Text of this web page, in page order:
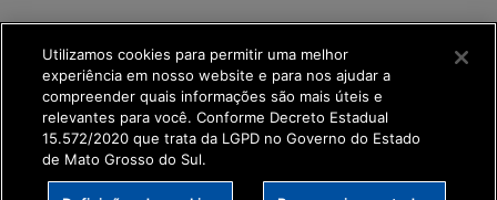
SETDIG | Secretaria-Executiva de Transformação
Utilizamos cookies para permitir uma melhor
experiência em nosso website e para nos ajudar a
compreender quais informações são mais úteis e
relevantes para você. Conforme Decreto Estadual
15.572/2020 que trata da LGPD no Governo do Estado
de Mato Grosso do Sul.